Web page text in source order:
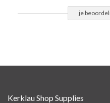
je
Kerklau Shop Supplies